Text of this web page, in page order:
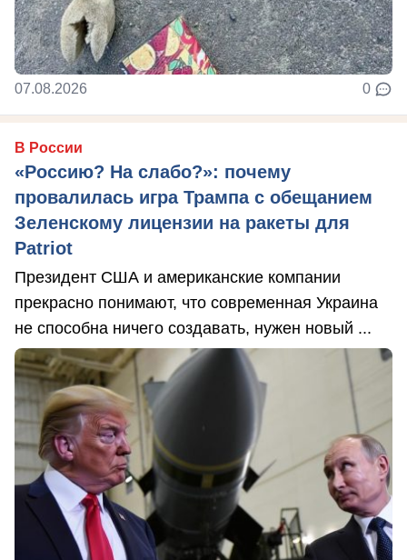
07.08.2026 0
В России
«Россию? На слабо?»: почему
провалилась игра Трампа с обещанием
Зеленскому лицензии на ракеты для
Patriot
Президент США и американские компании
прекрасно понимают, что современная Украина
не способна ничего создавать, нужен новый ...